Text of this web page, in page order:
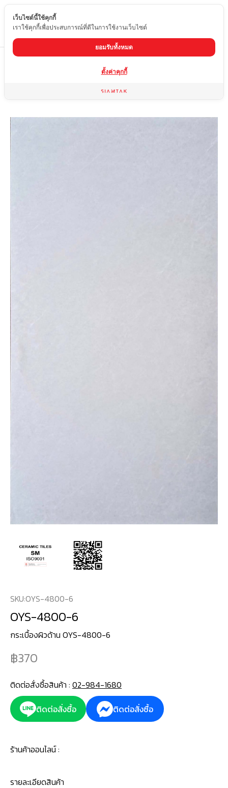
TH
กระเบื้องผิวด้าน
SKU:OYS-4800-6
OYS-4800-6
กระเบื้องผิวด้าน OYS-4800-6
370
ติดต่อสั่งซื้อสินค้า : 02-984-1680
ติดต่อสั่งซื้อ
ติดต่อสั่งซื้อ
ร้านค้าออนไลน์ :
รายละเอียดสินค้า
เว็บไซต์นี้ใช้คุกกี้
เราใช้คุกกี้เพื่อประสบการณ์ที่ดีในการใช้งานเว็บไซต์
ยอมรับทั้งหมด
ตั้งค่าคุกกี้